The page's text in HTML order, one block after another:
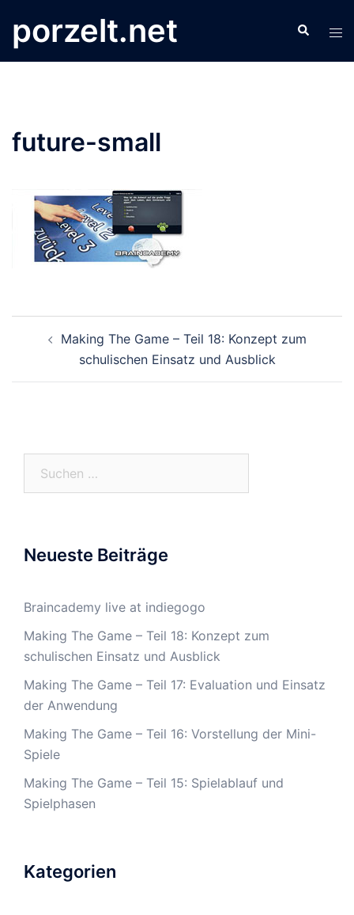
Inhalt
springen
porzelt.net Search
future-small
NavigationMaking The Game – Teil 18: Konzept zum
schulischen Einsatz und Ausblick
Neueste Beiträge
Braincademy live at indiegogo
Making The Game – Teil 18: Konzept zum
schulischen Einsatz und Ausblick
Making The Game – Teil 17: Evaluation und Einsatz
der Anwendung
Making The Game – Teil 16: Vorstellung der Mini-
Spiele
Making The Game – Teil 15: Spielablauf und
Spielphasen
Kategorien